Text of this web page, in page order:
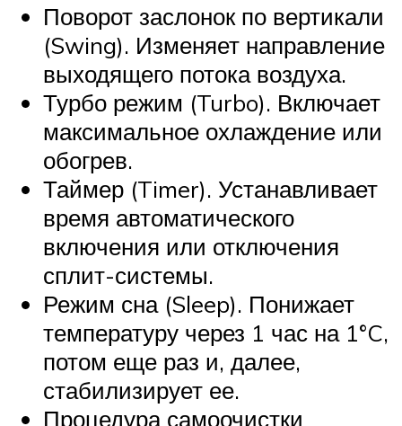
Поворот заслонок по вертикали
(Swing). Изменяет направление
выходящего потока воздуха.
Турбо режим (Turbo). Включает
максимальное охлаждение или
обогрев.
Таймер (Timer). Устанавливает
время автоматического
включения или отключения
сплит-системы.
Режим сна (Sleep). Понижает
температуру через 1 час на 1°C,
потом еще раз и, далее,
стабилизирует ее.
Процедура самоочистки